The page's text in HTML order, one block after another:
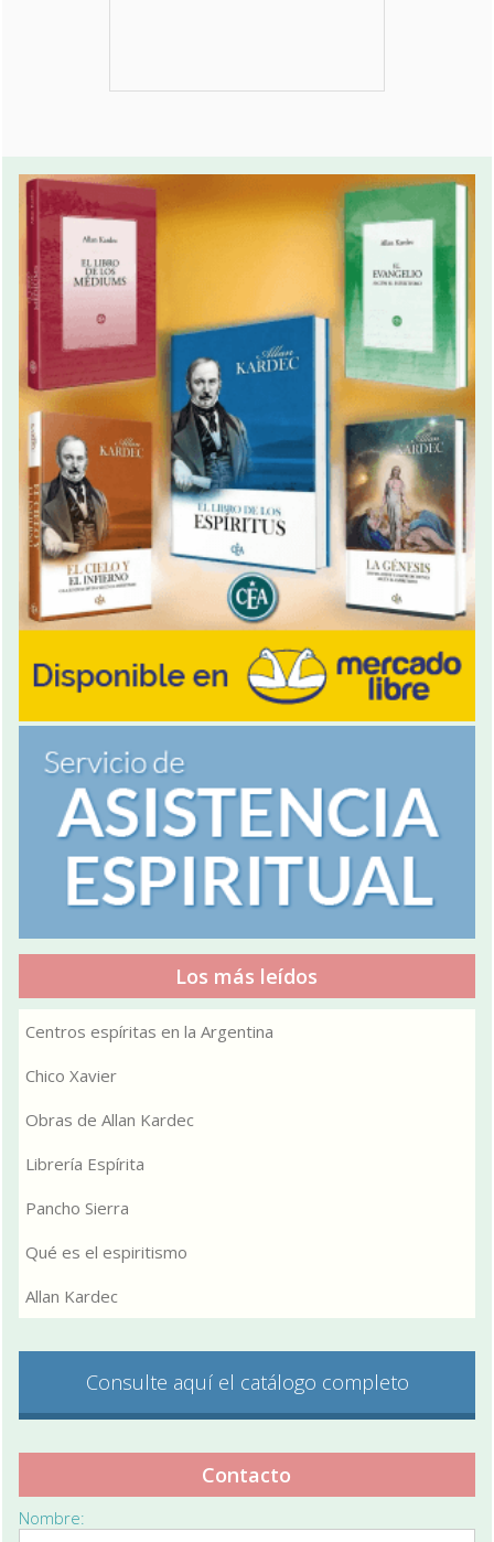
Los más leídos
Centros espíritas en la Argentina
Chico Xavier
Obras de Allan Kardec
Librería Espírita
Pancho Sierra
Qué es el espiritismo
Allan Kardec
Consulte aquí el catálogo completo
Contacto
Nombre: